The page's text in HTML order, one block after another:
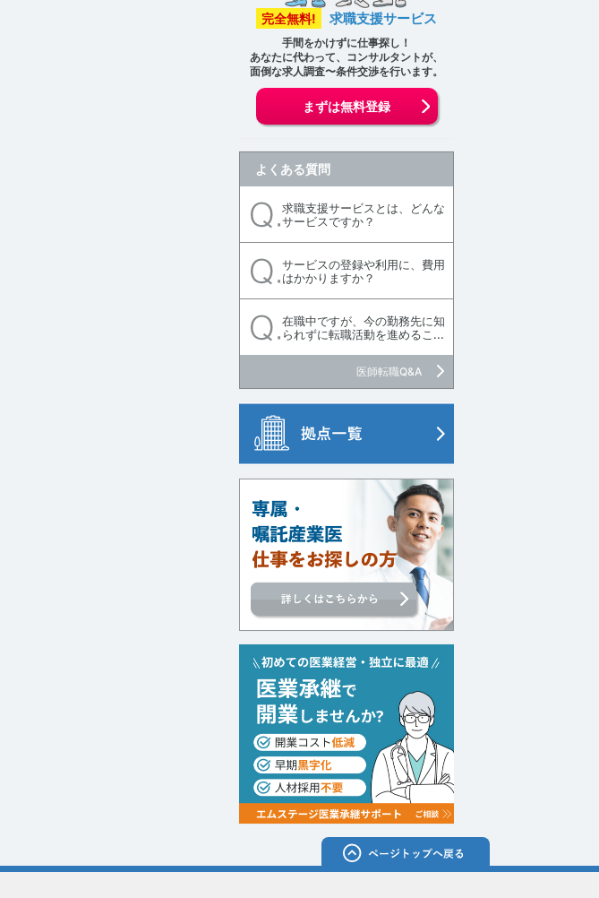
完全無料! 求職支援サービス
手間をかけずに仕事探し！
あなたに代わって、コンサルタントが、
面倒な求人調査〜条件交渉を行います。
まずは無料登録
よくある質問
求職支援サービスとは、どんな
サービスですか？
サービスの登録や利用に、費用
はかかりますか？
在職中ですが、今の勤務先に知
られずに転職活動を進めるこ...
医師転職Q&A